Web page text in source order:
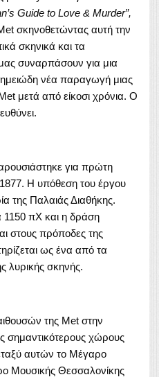
’s Guide to Love & Murder”,
σκηνοθετώντας αυτή την
σκηνικά και τα
συναρπάσουν για μια
νέα παραγωγή μιας
μετά από είκοσι χρόνια. Ο
για πρώτη
Η υπόθεση του έργου
της Παλαιάς Διαθήκης.
1150 πΧ και η δράση
στους πρόποδες της
ως ένα από τα
λυρικής σκηνής.
της Met στην
σημαντικότερους χώρους
αυτών το Μέγαρο
Μουσικής Θεσσαλονίκης